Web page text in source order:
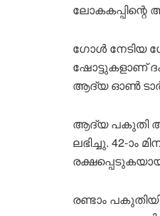
ലോകകപ്പിന്റെ
ഗോൾ നേടിയ
ഷോട്ടുകളാണ്
ആദ്യ ഓൺ
ആദ്യ പകുതി
ലഭിച്ചു. 42-ാം
രണ്ടാം